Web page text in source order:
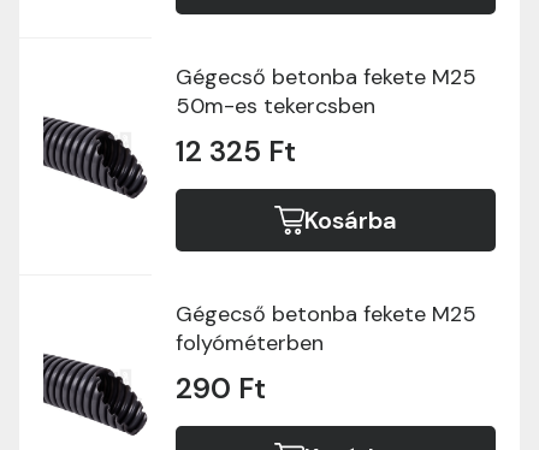
Gégecső betonba fekete M25
50m-es tekercsben
12 325 Ft
Kosárba
Gégecső betonba fekete M25
folyóméterben
290 Ft